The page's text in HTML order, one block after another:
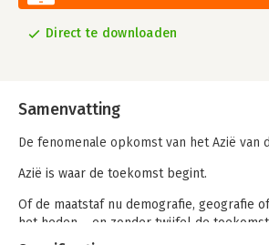
Direct te downloaden
Samenvatting
De fenomenale opkomst van het Azië van
Azië is waar de toekomst begint.
Of de maatstaf nu demografie, geografie
het heden – en zonder twijfel de
geldt als een waarschuwing voor het